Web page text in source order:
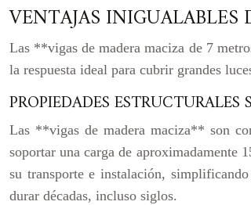
VENTAJAS INIGUALABLES
Las **vigas de madera maciza de 7
la respuesta ideal para cubrir grandes
PROPIEDADES ESTRUCTURALES
Las **vigas de madera maciza** son
soportar una carga de aproximadamente
su transporte e instalación,
durar décadas, incluso siglos.